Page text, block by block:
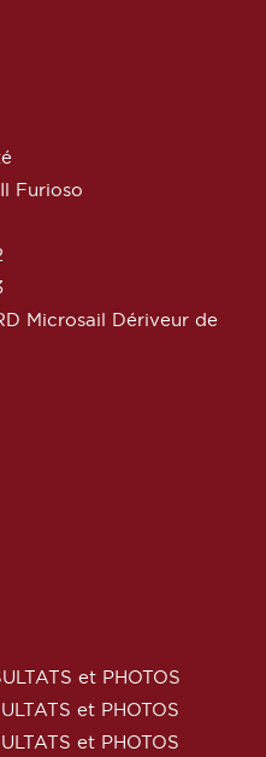
Furioso
Microsail Dériveur de
et PHOTOS
et PHOTOS
et PHOTOS